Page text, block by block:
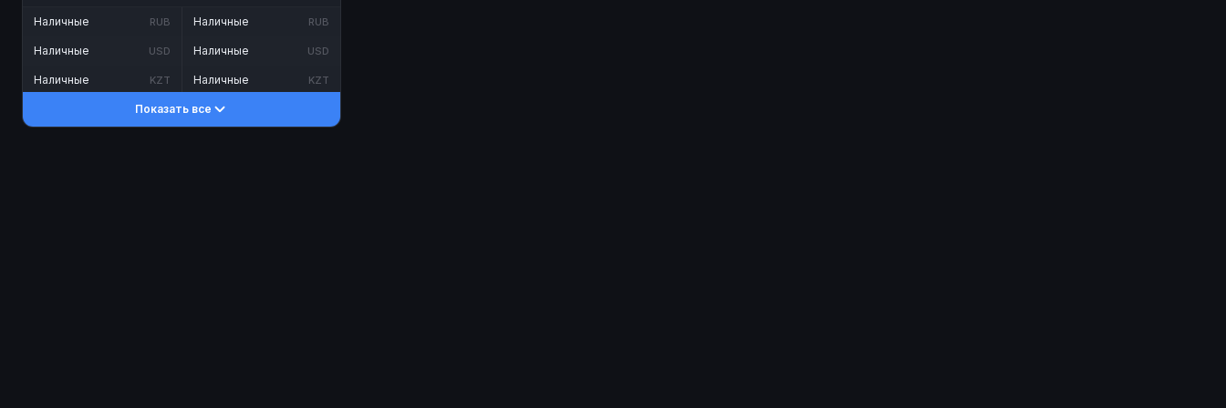
Наличные RUB
Наличные USD
Наличные KZT
Наличные RUB
Наличные USD
Наличные KZT
Показать все